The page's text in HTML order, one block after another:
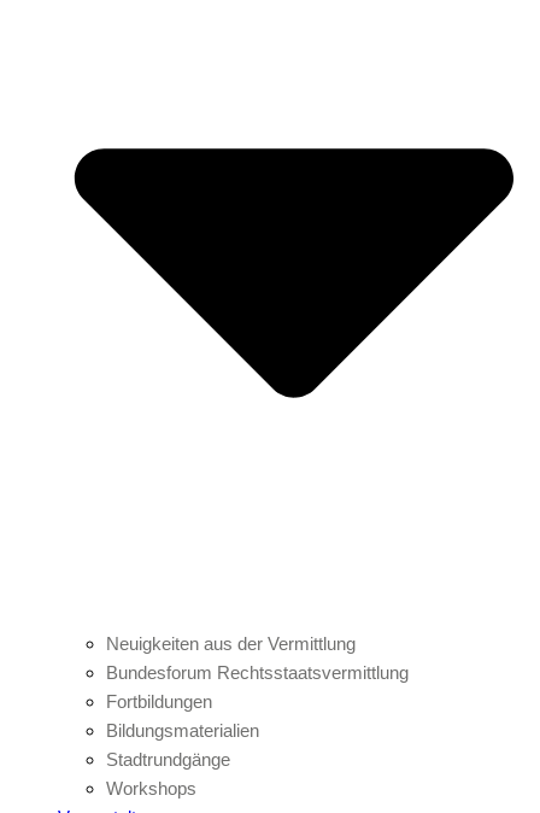
Neuigkeiten aus der Vermittlung
Bundesforum Rechtsstaatsvermittlung
Fortbildungen
Bildungsmaterialien
Stadtrundgänge
Workshops